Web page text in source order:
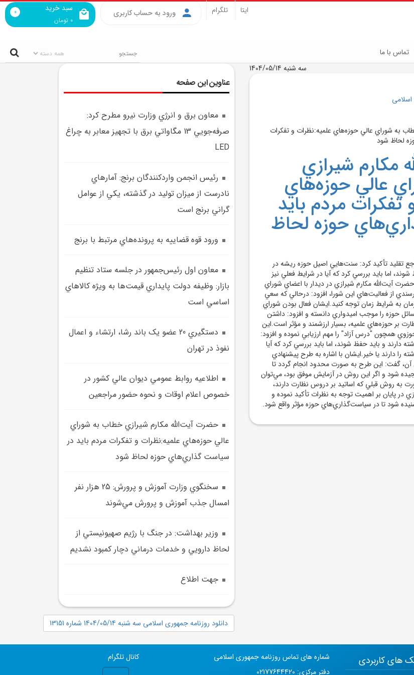
سبد خرید
0 تومان
0 ورود به حساب کاربری ایتا تلگرام
تماس با ما
سه شنبه 1404/05/14
مکارم شيرازي
عالي حوزه‌هاي
تفکرات مردم بايد
حوزه لحاظ
تقليد تأکيد کرد: سنت‌هايي اصيل حوزه ريشه در
اما بايد بررسي کرد که آيا در شرايط فعلي نيز
آيت‌الله مکارم شيرازي در ديدار با اعضاي شوراي
از فعاليت‌هاي اين شورا، افزود: درحالي که سعي
به شرايط زمان توجه کنيد.ايشان فعال بودن شوراي
حوزه را موجب اميدواري دانسته و افزود: داشتن
بر حوزه‌هاي علميه، بسيار ارزشمند و مؤثر است.اين
همچون "درس آزاد" را مهم ارزيابي نموده و افزود:
دارند و بايد حفظ شوند، اما بايد بررسي کرد که آيا
را دارند يا خير.ايشان با اشاره به طرح پيشنهادي
آن، گفت: اين طرح به صورت محدود انجام گردد تا
شود و اگر اين روش در آزمايش موفق بود، مي‌توان
به روش قبلي که اساتيد بر دروس نظارت دارند،
در پايان بر اهميت توجه به نظرات تأکيد نموده و
شود تا در سياست‌گذاري‌هاي حوزه مؤثر واقع شود.
عناوین این صفحه
معاون برق و انرژي وزارت نيرو مطرح کرد:
صرفه‌جويي 13 مگاواتي برق با تجهيز معابر به چراغ
LED
رئيس انجمن واردکنندگان برنج: آمارهاي
نادرست از ميزان توليد در گذشته، يکي از عوامل
گراني برنج است
ورود قوه قضاييه به پرونده‌هاي مرتبط با برنج
معاون اول رئيس‌جمهور در جلسه ستاد تنظيم
بازار: وظيفه دولت پايداري قيمت‌ها به ويژه کالاهاي
اساسي است
دستگيري 20 عضو يک باند رشا، ارتشاء و اعمال
نفوذ در تهران
اطلاعيه روابط عمومي ديوان عالي کشور در
خصوص اعلام اوقات و نحوه حضور مراجعين
حضرت آيت‌الله مکارم شيرازي خطاب به شوراي
عالي حوزه‌هاي علميه:نظرات و تفکرات مردم بايد در
سياست گذاري‌هاي حوزه لحاظ شود
سخنگوي وزارت آموزش و پرورش: 25 هزار نفر
امسال جذب آموزش و پرورش مي‌شوند
وزير بهداشت: در جنگ با رژيم صهيونيستي از
لحاظ دارويي و خدمات درماني دچار کمبود نشديم
جهت اطلاع
دانلود روزنامه جمهوری اسلامی سه شنبه 1404/05/14 شماره 13151
کانال تلگرام
شماره های تماس روزنامه جمهوری اسلامی
دفتر مرکزی: 02177644420
های کاربردی